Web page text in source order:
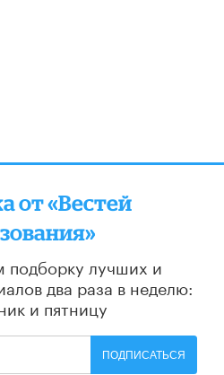
от «Вестей
подборку лучших и
два раза в неделю:
и пятницу
ПОДПИСАТЬСЯ